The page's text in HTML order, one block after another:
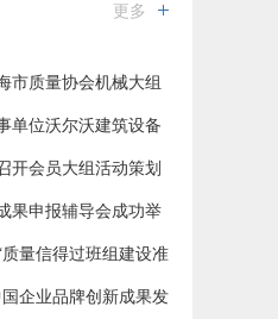
更多
市质量协会机械大组
品工匠之心”参观交
单位沃尔沃建筑设备
开会员大组活动策划
果申报辅导会成功举
质量信得过班组建设准
培训
国企业品牌创新成果发